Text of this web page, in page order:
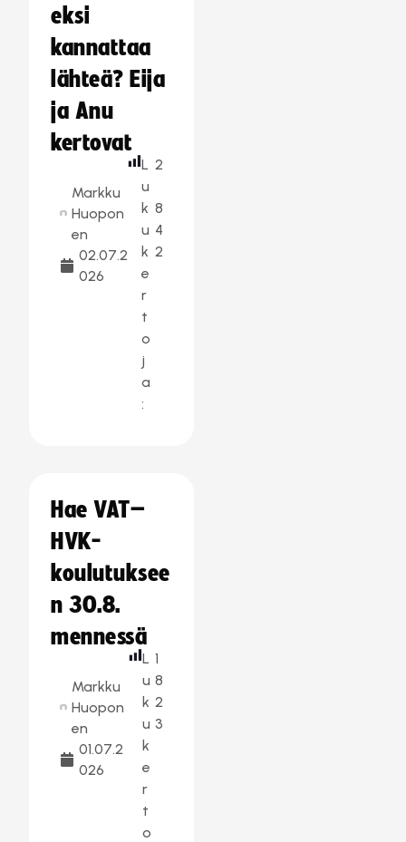
eksi
kannattaa
lähteä? Eija
ja Anu
kertovat
Markku
Huopon
en
02.07.2
026
L
u
k
u
k
e
r
t
o
j
a
:
2
8
4
2
Hae VAT–
HVK-
koulutuksee
n 30.8.
mennessä
Markku
Huopon
en
01.07.2
026
L
u
k
u
k
e
r
t
o
1
8
2
3